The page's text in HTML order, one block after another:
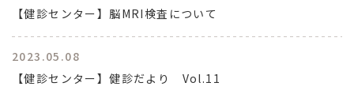
【健診センター】脳MRI検査について
2023.05.08
【健診センター】健診だより Vol.11